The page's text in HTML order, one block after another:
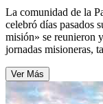
La comunidad de la
celebró días pasados
misión» se reunieron
jornadas misioneras,
Ver Más